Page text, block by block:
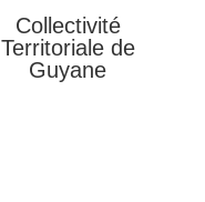
Collectivité
Territoriale de
Guyane